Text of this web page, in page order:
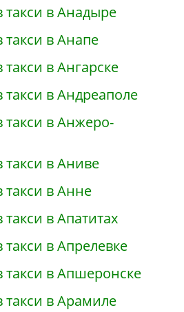
в Анадыре
в Анапе
в Ангарске
в Андреаполе
в Анжеро-
в Аниве
в Анне
в Апатитах
в Апрелевке
в Апшеронске
в Арамиле